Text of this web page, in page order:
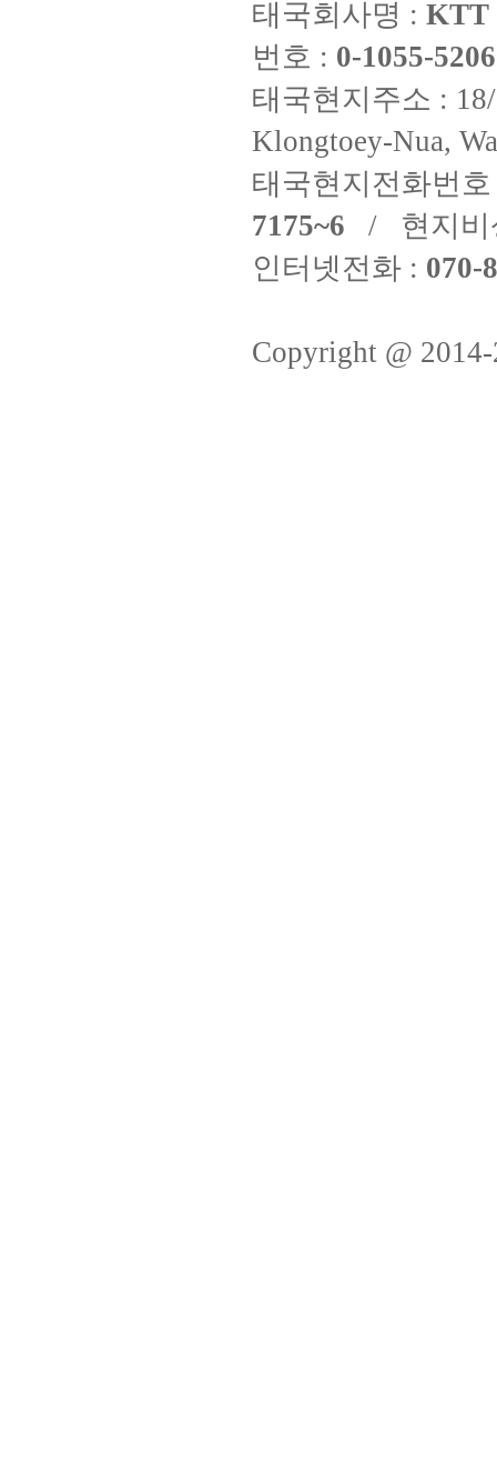
태국회사명 : KTT
번호 : 0-1055-
태국현지주소 :
Klongtoey-Nua,
태국현지전화번
7175~6 / 현지비
인터넷전화 : 070-
Copyright @